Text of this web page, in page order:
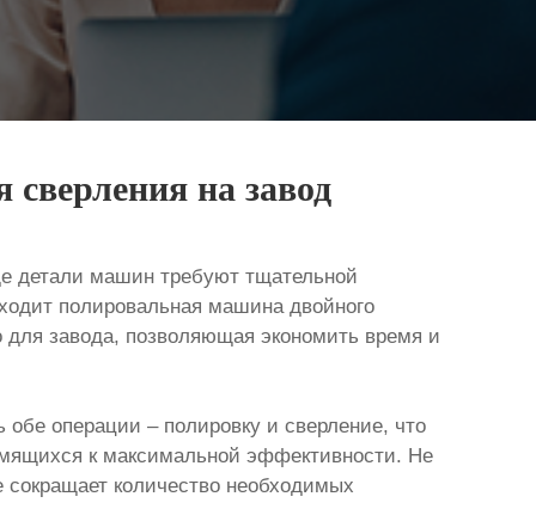
на завод
детали машин требуют тщательной
полировальная машина двойного
для завода, позволяющая экономить время и
операции – полировку и сверление, что
к максимальной эффективности. Не
количество необходимых